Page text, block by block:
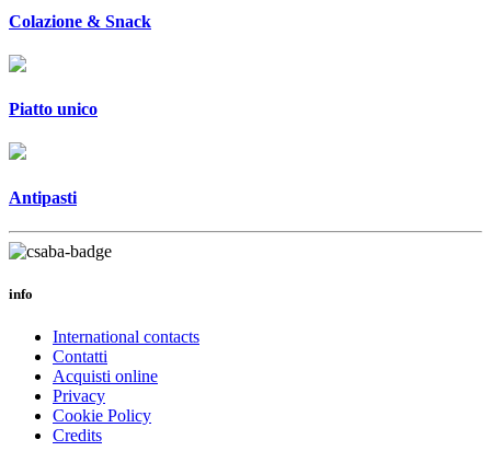
Colazione & Snack
Piatto unico
Antipasti
info
International contacts
Contatti
Acquisti online
Privacy
Cookie Policy
Credits